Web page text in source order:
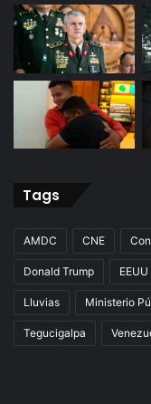
Tags
AMDC CNE
Donald Trump EEUU
Lluvias Ministerio
Tegucigalpa